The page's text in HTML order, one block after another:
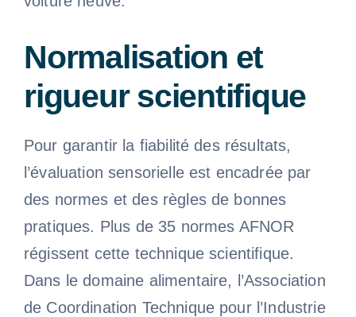
Normalisation et
rigueur scientifique
Pour garantir la fiabilité des résultats,
l’évaluation sensorielle est encadrée par
des normes et des règles de bonnes
pratiques. Plus de 35 normes AFNOR
régissent cette technique scientifique.
Dans le domaine alimentaire, l’Association
de Coordination Technique pour l’Industrie